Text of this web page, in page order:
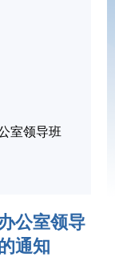
室领导班
公室领导
通知